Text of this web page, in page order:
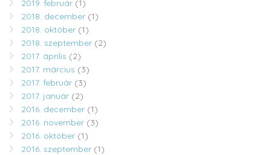
2019. február (1)
2018. december (1)
2018. október (1)
2018. szeptember (2)
2017. április (2)
2017. március (3)
2017. február (3)
2017. január (2)
2016. december (1)
2016. november (3)
2016. október (1)
2016. szeptember (1)